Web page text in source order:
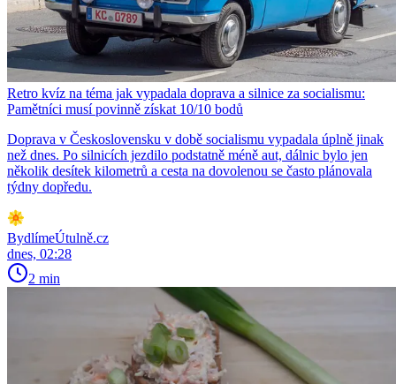
Retro kvíz na téma jak vypadala doprava a silnice za socialismu:
Pamětníci musí povinně získat 10/10 bodů
Doprava v Československu v době socialismu vypadala úplně jinak
než dnes. Po silnicích jezdilo podstatně méně aut, dálnic bylo jen
několik desítek kilometrů a cesta na dovolenou se často plánovala
týdny dopředu.
BydlímeÚtulně.cz
dnes, 02:28
2 min